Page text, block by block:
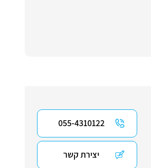
055-4310122
יצירת קשר